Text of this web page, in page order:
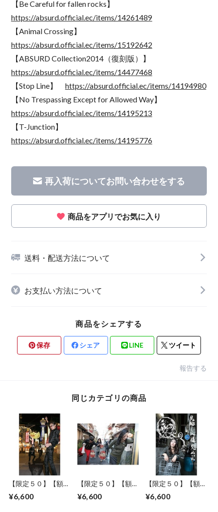
【Be Careful for fallen rocks】
https://absurd.official.ec/items/14261489
【Animal Crossing】
https://absurd.official.ec/items/15192642
【ABSURD Collection2014（復刻版）】
https://absurd.official.ec/items/14477468
【Stop Line】 https://absurd.official.ec/items/14194980
【No Trespassing Except for Allowed Way】
https://absurd.official.ec/items/14195213
【T-Junction】
https://absurd.official.ec/items/14195776
再入荷についてお問い合わせをする
商品をアプリでお気に入り
送料・配送方法について
お支払い方法について
商品をシェアする
保存 シェア LINE ツイート
報告する
同じカテゴリの商品
【限定５０】【額セ
ートポスター
¥6,600
【限定５０】【額セ
ートポスター
¥6,600
【限定５０】【額セ
ートポスター【Bike
¥6,600